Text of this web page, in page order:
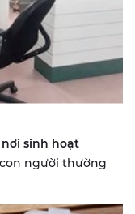
sinh hoạt
người thường